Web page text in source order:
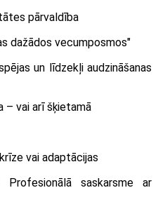
pārvaldība
dažādos vecumposmos"
un līdzekļi audzināšanas
– vai arī šķietamā
vai adaptācijas
Profesionālā saskarsme ar